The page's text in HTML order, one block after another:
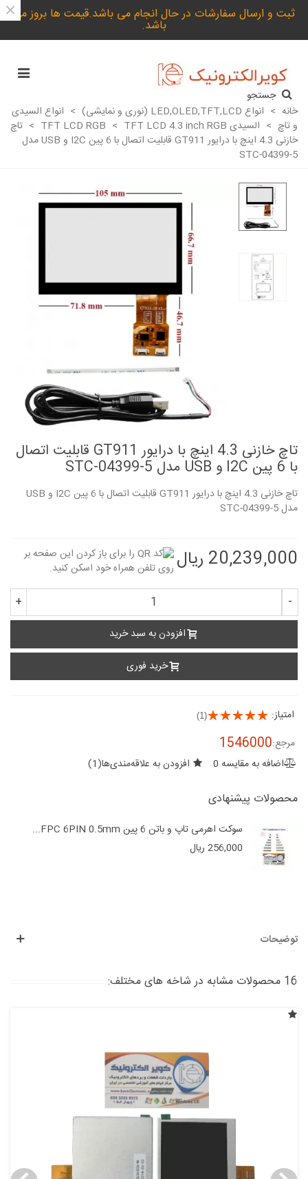
ثبت و ارسال سفارشات در حال انجام می باشد.قیمت ها بروز می
باشد.
×
جستجو
خانه > انواع LED,OLED,TFT,LCD (نوری و نمایشی) > انواع السیدی
و تاچ > السیدی TFT LCD RGB > TFT LCD 4.3 inch RGB
> تاچ
خازنی 4.3 اینچ با درایور GT911 قابلیت اتصال با 6 پین I2C و USB مدل
STC-04399-5
تاچ خازنی 4.3 اینچ با درایور GT911 قابلیت اتصال
با 6 پین I2C و USB مدل STC-04399-5
تاچ خازنی 4.3 اینچ با درایور GT911 قابلیت اتصال با 6 پین I2C و USB
مدل STC-04399-5
20,239,000 ریال
-
+
افزودن به سبد خرید
خرید فوری
امتیاز: (1)
مرجع:1546000
اضافه به مقایسه 0 افزودن به علاقه‌مندی‌ها(
1
)
محصولات پیشنهادی
سوکت اهرمی تاپ و باتن 6 پین FPC 6PIN 0.5mm...
256,000 ریال
توضیحات
16 محصولات مشابه در شاخه های مختلف: